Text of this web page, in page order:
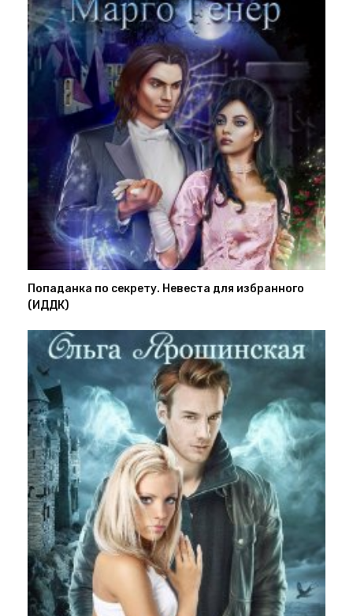
Попаданка по секрету. Невеста для избранного
(ИДДК)